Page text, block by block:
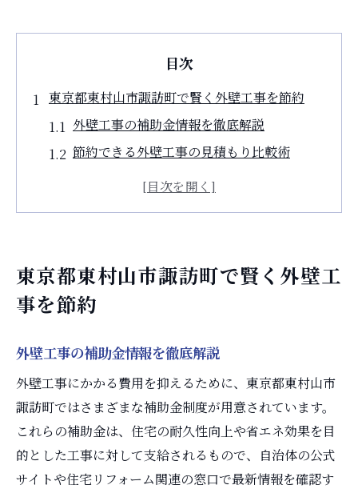
目次
東京都東村山市諏訪町で賢く外壁工事を節約
外壁工事の補助金情報を徹底解説
節約できる外壁工事の見積もり比較術
外壁工事の費用を抑えるポイント
外壁工事に適用できる補助金一覧の確認
外壁工事で活用すべき助成金の特徴
申請時に役立つ外壁工事の準備ポイント
東村山市のリフォーム補助金最新情報
外壁工事を検討するなら今が節約のチャンス
外壁工事の節約タイミングと見極め方
外壁工事の費用相場と節約ポイント
東京都東村山市諏訪町で賢く外壁工
事を節約
外壁工事の補助金情報を徹底解説
外壁工事にかかる費用を抑えるために、東京都東村山市
諏訪町ではさまざまな補助金制度が用意されています。
これらの補助金は、住宅の耐久性向上や省エネ効果を目
的とした工事に対して支給されるもので、自治体の公式
サイトや住宅リフォーム関連の窓口で最新情報を確認す